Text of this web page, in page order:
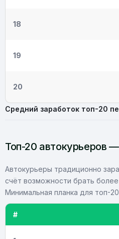
18
19
20
Средний заработок топ-20
Топ-20 автокурьеров
Автокурьеры традиционно
счёт возможности брать
Минимальная планка для топ-
#